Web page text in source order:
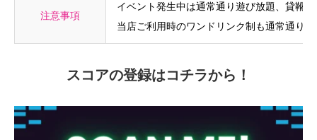
注意事項
イベント発生中は通常通り遊び放題、貸靴
当店ご利用時のワンドリンク制も通常通りで
スコアの登録はコチラから！